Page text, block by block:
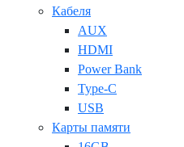
Кабеля
AUX
HDMI
Power Bank
Type-C
USB
Карты памяти